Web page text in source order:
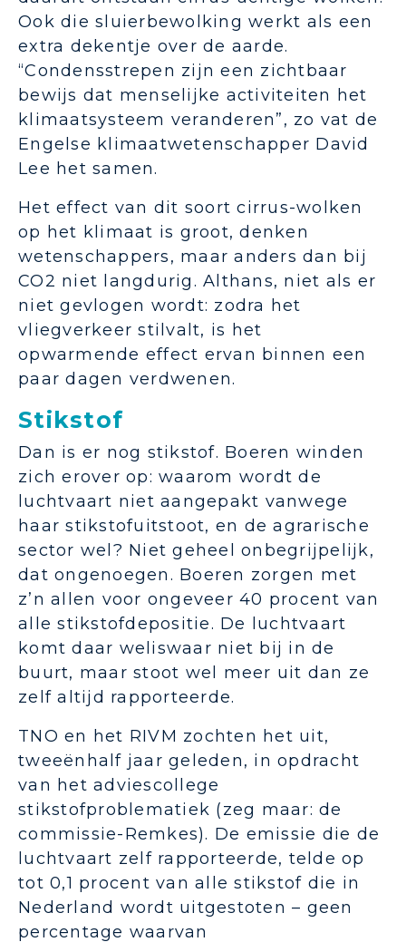
Ook die sluierbewolking werkt als een
extra dekentje over de aarde.
“Condensstrepen zijn een zichtbaar
bewijs dat menselijke activiteiten het
klimaatsysteem veranderen”, zo vat de
Engelse klimaatwetenschapper David
Lee het samen.
Het effect van dit soort cirrus-wolken
op het klimaat is groot, denken
wetenschappers, maar anders dan bij
CO2 niet langdurig. Althans, niet als er
niet gevlogen wordt: zodra het
vliegverkeer stilvalt, is het
opwarmende effect ervan binnen een
paar dagen verdwenen.
Stikstof
Dan is er nog stikstof. Boeren winden
zich erover op: waarom wordt de
luchtvaart niet aangepakt vanwege
haar stikstofuitstoot, en de agrarische
sector wel? Niet geheel onbegrijpelijk,
dat ongenoegen. Boeren zorgen met
z’n allen voor ongeveer 40 procent van
alle stikstofdepositie. De luchtvaart
komt daar weliswaar niet bij in de
buurt, maar stoot wel meer uit dan ze
zelf altijd rapporteerde.
TNO en het RIVM zochten het uit,
tweeënhalf jaar geleden, in opdracht
van het adviescollege
stikstofproblematiek (zeg maar: de
commissie-Remkes). De emissie die de
luchtvaart zelf rapporteerde, telde op
tot 0,1 procent van alle stikstof die in
Nederland wordt uitgestoten – geen
percentage waarvan